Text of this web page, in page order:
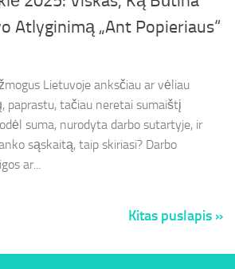
Atlyginimą „Ant Popieriaus“
Lietuvoje anksčiau ar vėliau
paprastu, tačiau neretai sumaištį
suma, nurodyta darbo sutartyje, ir
sąskaitą, taip skiriasi? Darbo
ar...
Kitas puslapis »